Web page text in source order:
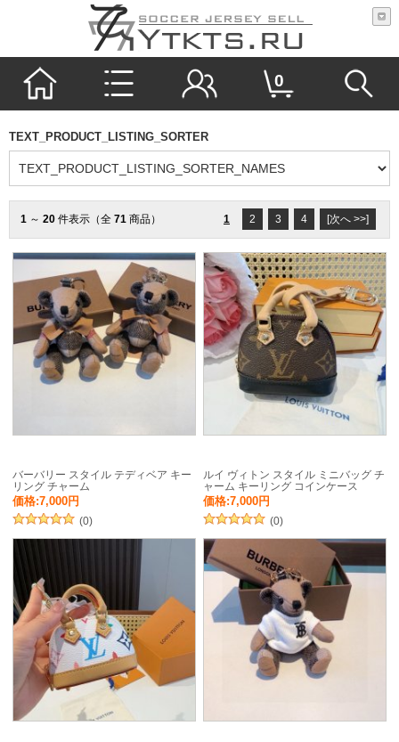
0
TEXT_PRODUCT_LISTING_SORTER
1 ～ 20 件表示（全 71 商品） 1 2 3 4 [次へ >>]
バーバリー スタイル テディベア キー
リング チャーム
価格:7,000円
(0)
ルイ ヴィトン スタイル ミニバッグ チ
ャーム キーリング コインケース
価格:7,000円
(0)